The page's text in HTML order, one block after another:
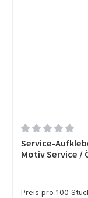
Service-
Motiv Service /
Preis pro 100